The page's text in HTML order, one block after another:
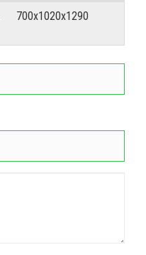
700х1020х1290